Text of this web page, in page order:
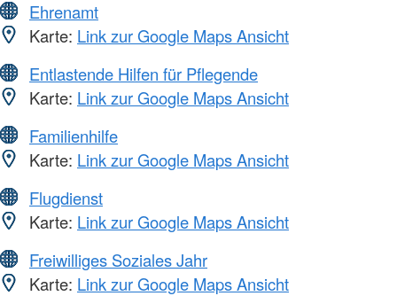
Ehrenamt
Karte: Link zur Google Maps Ansicht
Entlastende Hilfen für Pflegende
Karte: Link zur Google Maps Ansicht
Familienhilfe
Karte: Link zur Google Maps Ansicht
Flugdienst
Karte: Link zur Google Maps Ansicht
Freiwilliges Soziales Jahr
Karte: Link zur Google Maps Ansicht